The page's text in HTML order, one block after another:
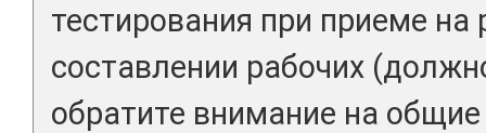
тестирования при приеме на
составлении рабочих
обратите внимание на